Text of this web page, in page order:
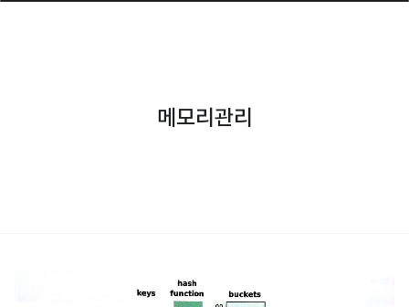
메모리관리